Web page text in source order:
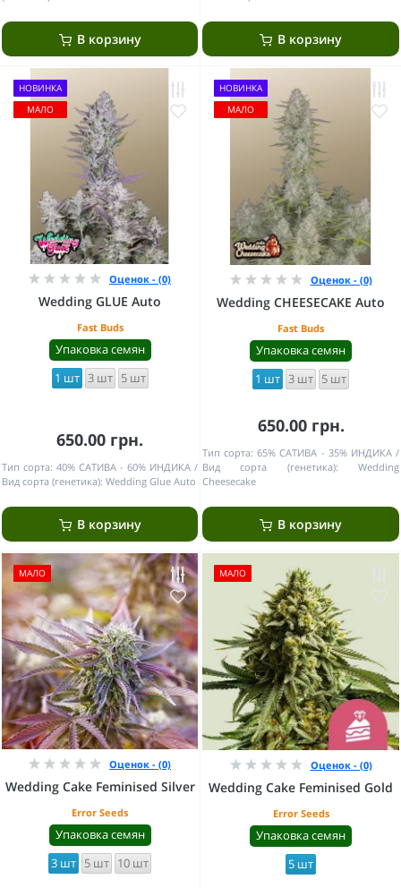
В корзину В корзину
НОВИНКА
МАЛО
Оценок - (0)
Wedding GLUE Auto
Fast Buds
Упаковка семян
1 шт 3 шт 5 шт
650.00 грн.
Тип сорта: 40% САТИВА - 60% ИНДИКА
Вид сорта (генетика): Wedding Glue Auto
В корзину
НОВИНКА
МАЛО
Оценок - (0)
Wedding CHEESECAKE Auto
Fast Buds
Упаковка семян
1 шт 3 шт 5 шт
650.00 грн.
Тип сорта: 65% САТИВА - 35% ИНДИКА
Вид сорта (генетика):
Wedding
Cheesecake
В корзину
МАЛО
Оценок - (0)
Wedding Cake Feminised Silver
Error Seeds
Упаковка семян
3 шт 5 шт 10 шт
МАЛО
Оценок - (0)
Wedding Cake Feminised Gold
Error Seeds
Упаковка семян
5 шт